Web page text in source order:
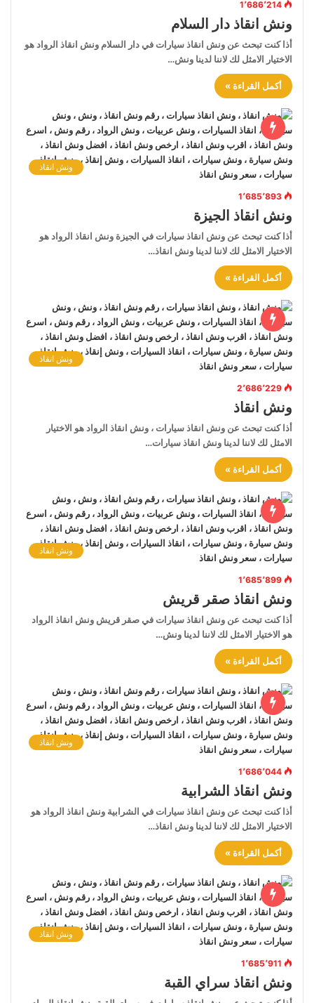
1٬686٬214
ونش انقاذ دار السلام
أذا كنت تبحث عن ونش انقاذ سيارات في دار السلام ونش انقاذ الرواد هو
الاختيار الامثل لك لاننا لدينا ونش…
أكمل القراءة »
ونش انقاذ
1٬685٬893
ونش انقاذ الجيزة
أذا كنت تبحث عن ونش انقاذ سيارات في الجيزة ونش انقاذ الرواد هو
الاختيار الامثل لك لاننا لدينا ونش انقاذ…
أكمل القراءة »
ونش انقاذ
2٬686٬229
ونش انقاذ
أذا كنت تبحث عن ونش انقاذ سيارات ، ونش انقاذ الرواد هو الاختيار
الامثل لك لاننا لدينا ونش انقاذ سيارات…
أكمل القراءة »
ونش انقاذ
1٬685٬899
ونش انقاذ صقر قريش
أذا كنت تبحث عن ونش انقاذ سيارات في صقر قريش ونش انقاذ الرواد
هو الاختيار الامثل لك لاننا لدينا ونش…
أكمل القراءة »
ونش انقاذ
1٬686٬044
ونش انقاذ الشرابية
أذا كنت تبحث عن ونش انقاذ سيارات في الشرابية ونش انقاذ الرواد هو
الاختيار الامثل لك لاننا لدينا ونش انقاذ…
أكمل القراءة »
ونش انقاذ
1٬685٬911
ونش انقاذ سراي القبة